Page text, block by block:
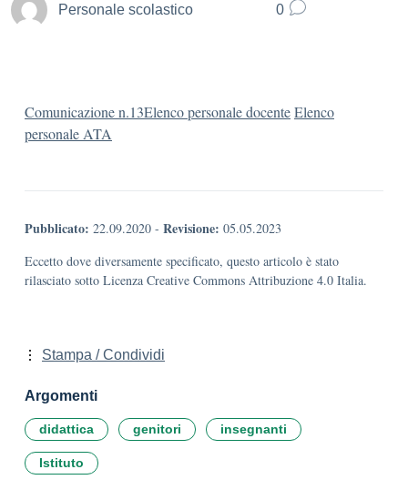
Personale scolastico 0
Comunicazione n.13Elenco personale docenteElenco
personale ATA
Pubblicato: 22.09.2020 - Revisione: 05.05.2023
Eccetto dove diversamente specificato, questo articolo è stato
rilasciato sotto Licenza Creative Commons Attribuzione 4.0 Italia.
Stampa / Condividi
Argomenti
didattica genitori insegnanti
Istituto